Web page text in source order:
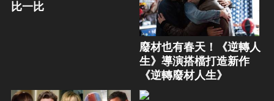
比一比
廢材也有春天！《逆轉人
生》導演搭檔打造新作
《逆轉廢材人生》